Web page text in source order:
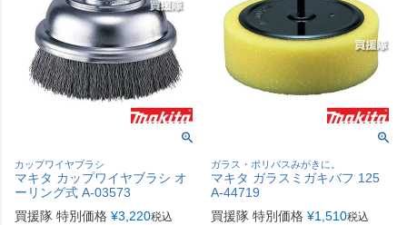
カップワイヤブラシ
マキタ カップワイヤブラシ オ
ーリング式 A-03573
買援隊 特別価格 ¥3,220税込
ガラス・ポリバスみがきに。
マキタ ガラスミガキバフ 125
A-44719
買援隊 特別価格 ¥1,510税込